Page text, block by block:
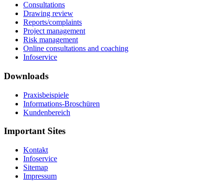
Consultations
Drawing review
Reports/complaints
Project management
Risk management
Online consultations and coaching
Infoservice
Downloads
Praxisbeispiele
Informations-Broschüren
Kundenbereich
Important Sites
Kontakt
Infoservice
Sitemap
Impressum